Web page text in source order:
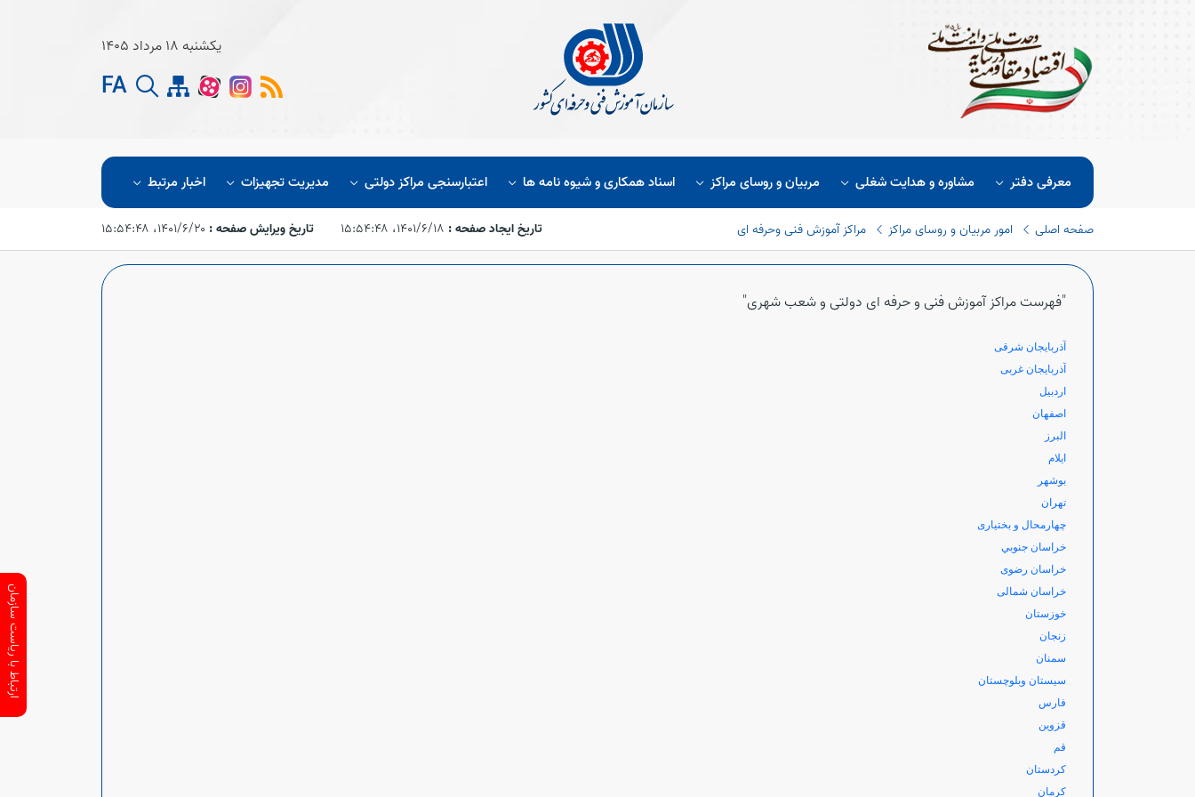
یکشنبه 18 مرداد 1405
FA
معرفی دفتر مشاوره و هدایت شغلی مربیان و روسای مراکز اسناد همکاری و شیوه نامه ها اعتبارسنجی مراکز دولتی مدیریت تجهیزات اخبار مرتبط
صفحه اصلی امور مربیان و روسای مراکز مراکز آموزش فنی وحرفه ای تاریخ ایجاد صفحه : ۱۴۰۱/۶/۱۸،‏ ۱۵:۵۴:۴۸ تاریخ ویرایش صفحه : ۱۴۰۱/۶/۲۰،‏ ۱۵:۵۴:۴۸
"فهرست مراکز آموزش فنی و حرفه ای دولتی و شعب شهری"
آذربایجان شرقی
آذربایجان غربی
اردبیل
اصفهان
البرز
ایلام
بوشهر
تهران
چهارمحال و بختیاری
خراسان جنوبي
خراسان رضوی
خراسان شمالی
خوزستان
زنجان
سمنان
سیستان وبلوچستان
فارس
قزوین
قم
کردستان
کرمان
ارتباط با ریاست سازمان